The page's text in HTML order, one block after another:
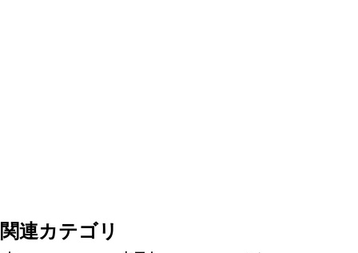
関連カテゴリ